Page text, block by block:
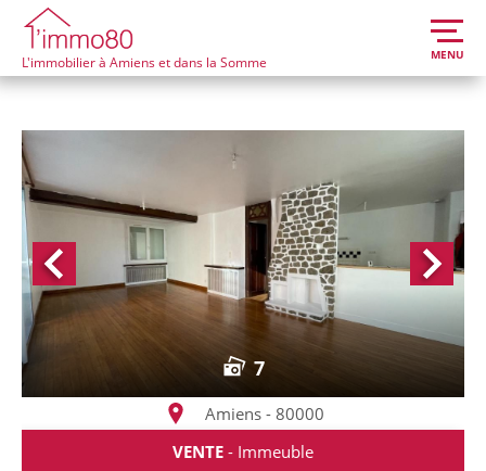
L'immobilier à Amiens et dans la Somme MENU
7
Amiens - 80000
VENTE - Immeuble